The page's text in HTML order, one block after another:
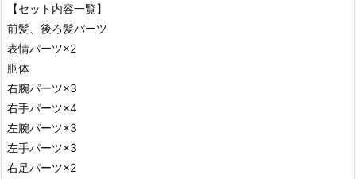
【セット内容一覧】
前髪、後ろ髪パーツ
表情パーツ×2
胴体
右腕パーツ×3
右手パーツ×4
左腕パーツ×3
左手パーツ×3
右足パーツ×2